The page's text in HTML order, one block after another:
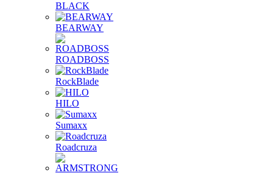
BLACK
BEARWAY
ROADBOSS
RockBlade
HILO
Sumaxx
Roadcruza